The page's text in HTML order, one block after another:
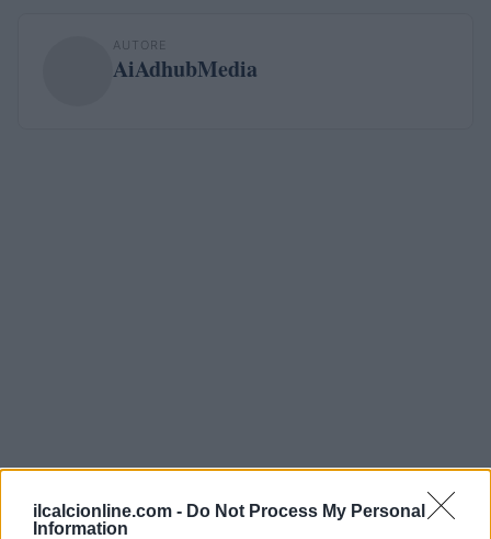
ilcalcionline.com - Do Not Process My Personal
Information
AUTORE
AiAdhubMedia